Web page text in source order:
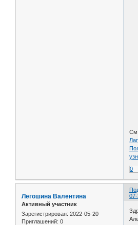
0
Легошина Валентина
Активный участник
Зарегистрирован: 2022-05-20
Приглашений: 0